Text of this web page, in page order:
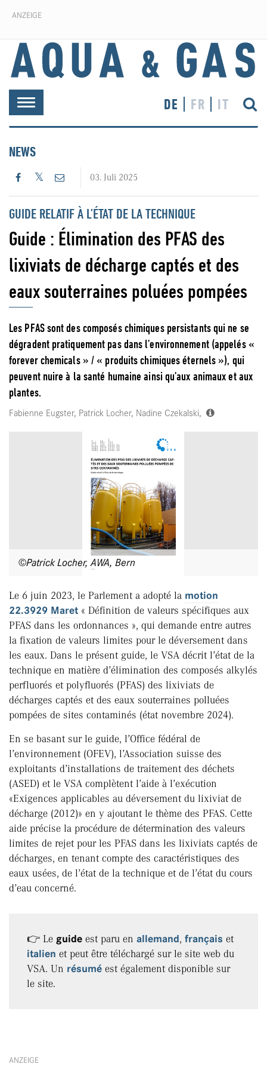
ANZEIGE
Toggle
navigation
DE FR IT
NEWS
03. Juli 2025
GUIDE RELATIF À L’ÉTAT DE LA TECHNIQUE
Guide : Élimination des PFAS des
lixiviats de décharge captés et des
eaux souterraines poluées pompées
Les PFAS sont des composés chimiques persistants qui ne se
dégradent pratiquement pas dans l’environnement (appelés «
forever chemicals » / « produits chimiques éternels »), qui
peuvent nuire à la santé humaine ainsi qu’aux animaux et aux
plantes.
Fabienne Eugster, Patrick Locher, Nadine Czekalski,
©Patrick Locher, AWA, Bern
Le 6 juin 2023, le Parlement a adopté la motion
22.3929 Maret « Définition de valeurs spécifiques aux
PFAS dans les ordonnances », qui demande entre autres
la fixation de valeurs limites pour le déversement dans
les eaux. Dans le présent guide, le VSA décrit l’état de la
technique en matière d’élimination des composés alkylés
perfluorés et polyfluorés (PFAS) des lixiviats de
décharges captés et des eaux souterraines polluées
pompées de sites contaminés (état novembre 2024).
En se basant sur le guide, l’Office fédéral de
l’environnement (OFEV), l’Association suisse des
exploitants d’installations de traitement des déchets
(ASED) et le VSA complètent l’aide à l’exécution
«Exigences applicables au déversement du lixiviat de
décharge (2012)» en y ajoutant le thème des PFAS. Cette
aide précise la procédure de détermination des valeurs
limites de rejet pour les PFAS dans les lixiviats captés de
décharges, en tenant compte des caractéristiques des
eaux usées, de l’état de la technique et de l’état du cours
d’eau concerné.
👉 Le guide est paru en allemand, français et
italien et peut être téléchargé sur le site web du
VSA. Un résumé est également disponible sur
le site.
ANZEIGE